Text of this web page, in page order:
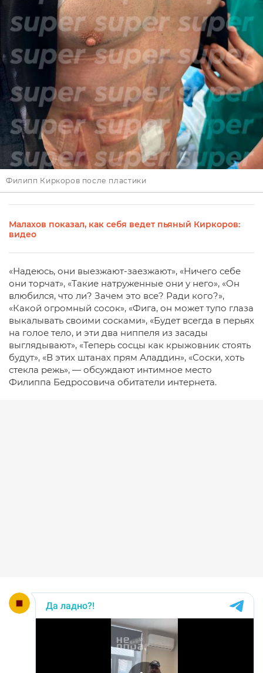
Филипп Киркоров после пластики
Малахов показал, как себя ведет пьяный Киркоров:
видео
«Надеюсь, они выезжают-заезжают», «Ничего себе
они торчат», «Такие натруженные они у него», «Он
влюбился, что ли? Зачем это все? Ради кого?»,
«Какой огромный сосок», «Фига, он может тупо глаза
выкалывать своими сосками», «Будет всегда в перьях
на голое тело, и эти два ниппеля из засады
выглядывают», «Теперь сосцы как крыжовник стоять
будут», «В этих штанах прям Аладдин», «Соски, хоть
стекла режь», — обсуждают интимное место
Филиппа Бедросовича обитатели интернета.